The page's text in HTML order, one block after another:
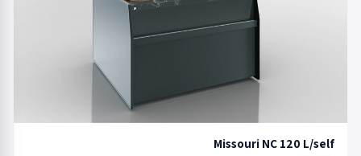
Missouri NC 120 L/self